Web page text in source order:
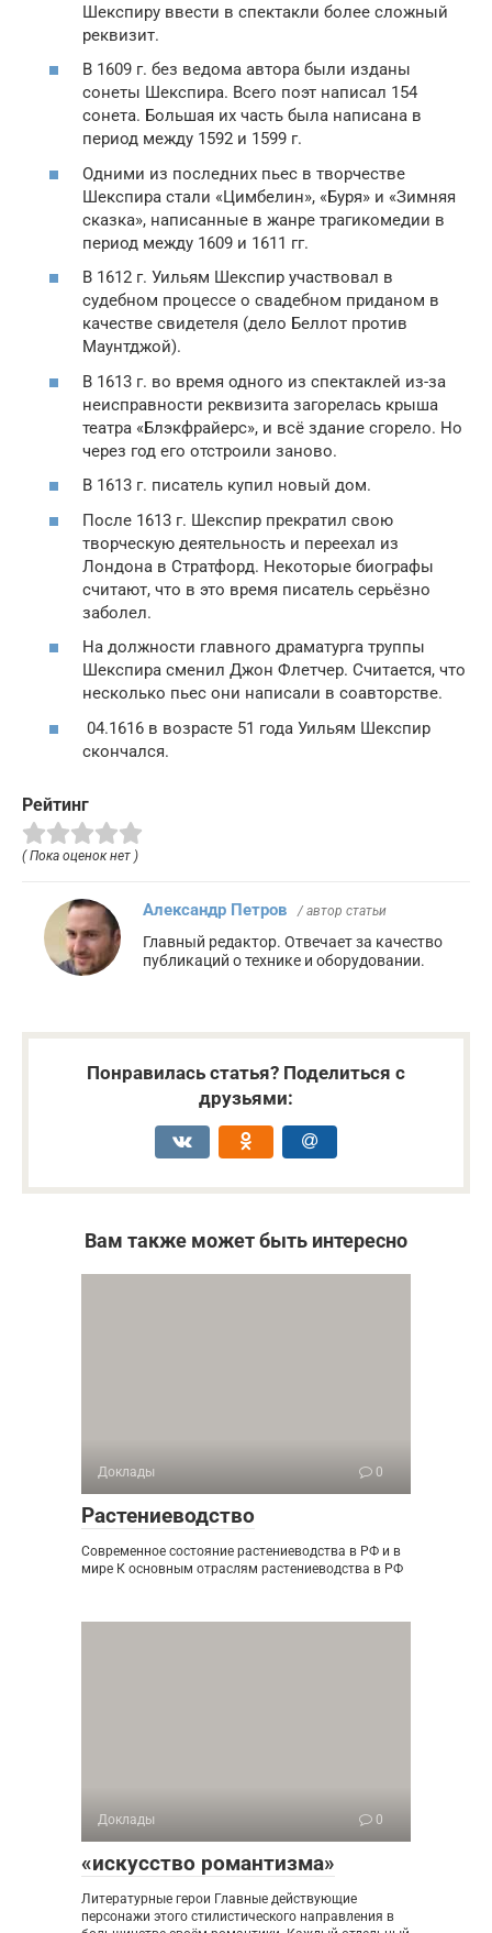
Шекспиру ввести в спектакли более сложный
реквизит.
В 1609 г. без ведома автора были изданы
сонеты Шекспира. Всего поэт написал 154
сонета. Большая их часть была написана в
период между 1592 и 1599 г.
Одними из последних пьес в творчестве
Шекспира стали «Цимбелин», «Буря» и «Зимняя
сказка», написанные в жанре трагикомедии в
период между 1609 и 1611 гг.
В 1612 г. Уильям Шекспир участвовал в
судебном процессе о свадебном приданом в
качестве свидетеля (дело Беллот против
Маунтджой).
В 1613 г. во время одного из спектаклей из-за
неисправности реквизита загорелась крыша
театра «Блэкфрайерс», и всё здание сгорело. Но
через год его отстроили заново.
В 1613 г. писатель купил новый дом.
После 1613 г. Шекспир прекратил свою
творческую деятельность и переехал из
Лондона в Стратфорд. Некоторые биографы
считают, что в это время писатель серьёзно
заболел.
На должности главного драматурга труппы
Шекспира сменил Джон Флетчер. Считается, что
несколько пьес они написали в соавторстве.
04.1616 в возрасте 51 года Уильям Шекспир
скончался.
Рейтинг
( Пока оценок нет )
Александр Петров / автор статьи
Главный редактор. Отвечает за качество
публикаций о технике и оборудовании.
Понравилась статья? Поделиться с
друзьями:
Вам также может быть интересно
Доклады 0
Растениеводство
Современное состояние растениеводства в РФ и в
мире К основным отраслям растениеводства в РФ
Доклады 0
«искусство романтизма»
Литературные герои Главные действующие
персонажи этого стилистического направления в